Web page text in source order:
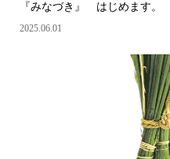
『みなづき』 はじめます。
2025.06.01